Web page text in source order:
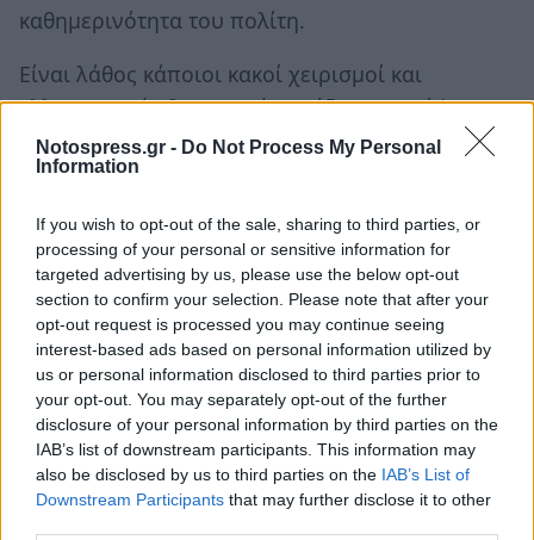
Notospress.gr - Do Not Process My Personal
Information
If you wish to opt-out of the sale, sharing to third parties, or
processing of your personal or sensitive information for
targeted advertising by us, please use the below opt-out
section to confirm your selection. Please note that after your
opt-out request is processed you may continue seeing
interest-based ads based on personal information utilized by
us or personal information disclosed to third parties prior to
your opt-out. You may separately opt-out of the further
disclosure of your personal information by third parties on the
IAB’s list of downstream participants. This information may
also be disclosed by us to third parties on the IAB’s List of
Downstream Participants that may further disclose it to other
καθημερινότητα του πολίτη.
Είναι λάθος κάποιοι κακοί χειρισμοί και
ελλειμματικές διοικητικές πράξεις να «κάψουν»
μια τα τέτοια προσπάθεια που θα μπορούσε να
βρει εφαρμογή όχι μόνο στη διαχείριση των
δημοτικής ζωής.
Ακόμα μεγαλύτερο λάθος είναι να
προσπαθούν κάποιοι φέρουν αντιμέτωπους
τους μετόχους της εταιρείας με τα ΜΜΕ που
ασκούν έλεγχο στον Δήμο.
Όπως τόνισε, ορθά, ο Δήμαρχος Σπάρτης κ
Βαγγέλης Βαλιώτης στο πρόσφατο Δημοτικό
Συμβούλιο στην υπόθεση της διαχείρισης των
απορριμμάτων δεν υπάρχουν, δεν χωρούν και